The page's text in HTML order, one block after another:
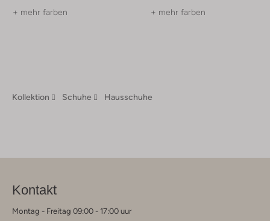
+ mehr farben + mehr farben
Kollektion Schuhe Hausschuhe
Kontakt
Montag - Freitag 09:00 - 17:00 uur